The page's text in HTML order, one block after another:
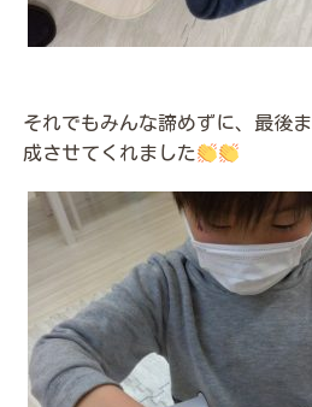
それでもみんな諦めずに、最後
成させてくれました